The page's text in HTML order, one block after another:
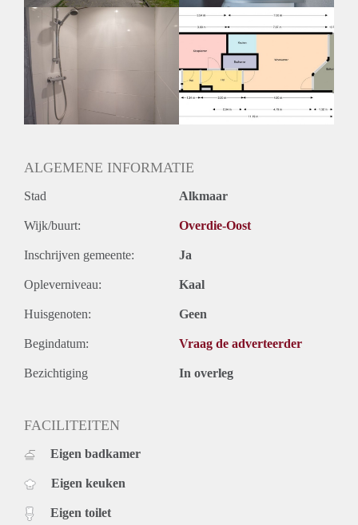
ALGEMENE INFORMATIE
Stad Alkmaar
Wijk/buurt: Overdie-Oost
Inschrijven gemeente: Ja
Opleverniveau: Kaal
Huisgenoten: Geen
Begindatum: Vraag de adverteerder
Bezichtiging In overleg
FACILITEITEN
Eigen badkamer
Eigen keuken
Eigen toilet